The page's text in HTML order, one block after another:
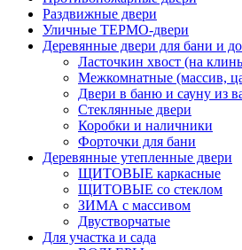
Раздвижные двери
Уличные ТЕРМО-двери
Деревянные двери для бани и
Ласточкин хвост (на
Межкомнатные (массив,
Двери в баню и сауну из
Стеклянные двери
Коробки и наличники
Форточки для бани
Деревянные утепленные двери
ЩИТОВЫЕ каркасные
ЩИТОВЫЕ со стеклом
ЗИМА с массивом
Двустворчатые
Для участка и сада